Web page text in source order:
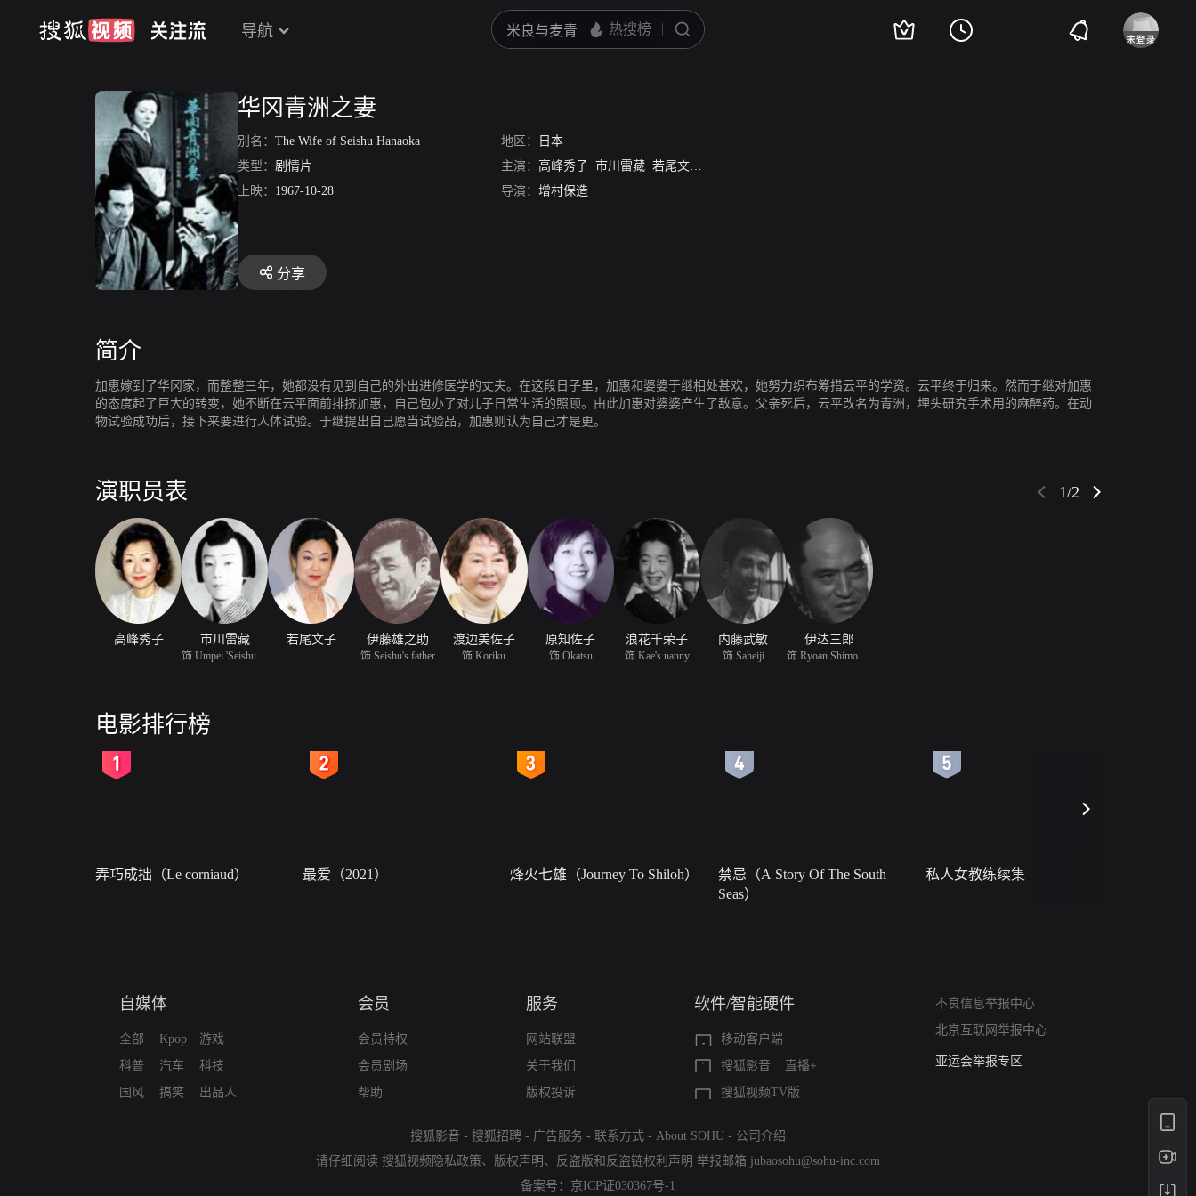
导航
华冈青洲之妻
别名： The Wife of Seishu Hanaoka 地区：
日本
类型： 剧情片 主演： 高峰秀子 市川雷藏 若尾文子
上映： 1967-10-28 导演： 增村保造
分享
简介
加恵嫁到了华冈家，而整整三年，她都没有见到自己的外出进修医学的丈夫。在这段日子里，加惠和婆婆于继相处甚欢，她努力织布筹措云平的学资。云平终于归来。然而于继对加惠
的态度起了巨大的转变，她不断在云平面前排挤加惠，自己包办了对儿子日常生活的照顾。由此加惠对婆婆产生了敌意。父亲死后，云平改名为青洲，埋头研究手术用的麻醉药。在动
物试验成功后，接下来要进行人体试验。于继提出自己愿当试验品，加惠则认为自己才是更。
演职员表 1/2
高峰秀子 市川雷藏 若尾文子 伊藤雄之助
饰 Seishu's father
渡边美佐子
饰 Koriku
原知佐子
饰 Okatsu
浪花千荣子
饰 Kae's nanny
内藤武敏
饰 Saheiji
伊达三郎
饰 Ryoan Shimomura
电影排行榜
弄巧成拙（Le corniaud） 最爱（2021） 烽火七雄（Journey To Shiloh）
禁忌（A Story Of The South
Seas）
私人女教练续集
自媒体
全部
科普
国风
Kpop
汽车
搞笑
游戏
科技
出品人
会员
会员特权
会员剧场
帮助
服务
网站联盟
关于我们
版权投诉
软件/智能硬件
移动客户端
搜狐影音
直播+
搜狐视频TV版
不良信息举报中心
北京互联网举报中心
算法推荐专项举报
亚运会举报专区
搜狐影音 - 搜狐招聘 - 广告服务 - 联系方式 - About SOHU - 公司介绍
请仔细阅读 搜狐视频隐私政策、 版权声明 、 反盗版和反盗链权利声明 举报邮箱 jubaosohu@sohu-inc.com
备案号： 京ICP证030367号-1